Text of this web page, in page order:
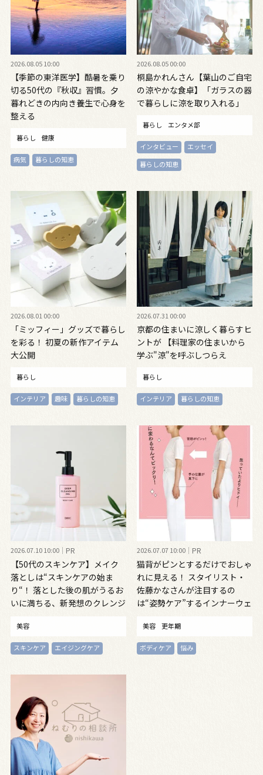
2026.08.05 10:00
【季節の東洋医学】酷暑を乗り
切る50代の『秋収』習慣。夕
暮れどきの内向き養生で心身を
整える
暮らし 健康
病気 暮らしの知恵
2026.08.05 00:00
桐島かれんさん【葉山のご自宅
の涼やかな食卓】「ガラスの器
で暮らしに涼を取り入れる」
暮らし エンタメ部
インタビュー
エッセイ
暮らしの知恵
2026.08.01 00:00
「ミッフィー」グッズで暮らし
を彩る！ 初夏の新作アイテム
大公開
暮らし
インテリア 趣味 暮らしの知恵
2026.07.31 00:00
京都の住まいに涼しく暮らすヒ
ントが 【料理家の住まいから
学ぶ"涼"を呼ぶしつらえ
暮らし
インテリア 暮らしの知恵
2026.07.10 10:00 PR
【50代のスキンケア】メイク
落としは“スキンケアの始ま
り“！ 落とした後の肌がうるお
いに満ちる、新発想のクレンジ
美容
スキンケア エイジングケア
2026.07.07 10:00 PR
猫背がピンとするだけでおしゃ
れに見える！ スタイリスト・
佐藤かなさんが注目するの
は“姿勢ケア”するインナーウェ
美容 更年期
ボディケア 悩み